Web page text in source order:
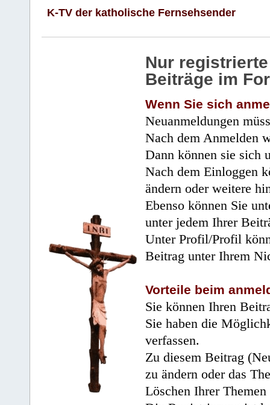
K-TV der katholische Fernsehsender
Nur
Beiträge im
Wenn Sie sich
Neuanmeldungen
Nach dem Anmelden
Dann können sie sich
Nach dem Einloggen
ändern oder weitere
Ebenso können Sie
unter jedem Ihrer
Unter Profil/Profil
Beitrag unter Ihrem
Vorteile beim
Sie können Ihren
Sie haben die
verfassen.
Zu diesem Beitrag
zu ändern oder das
Löschen Ihrer